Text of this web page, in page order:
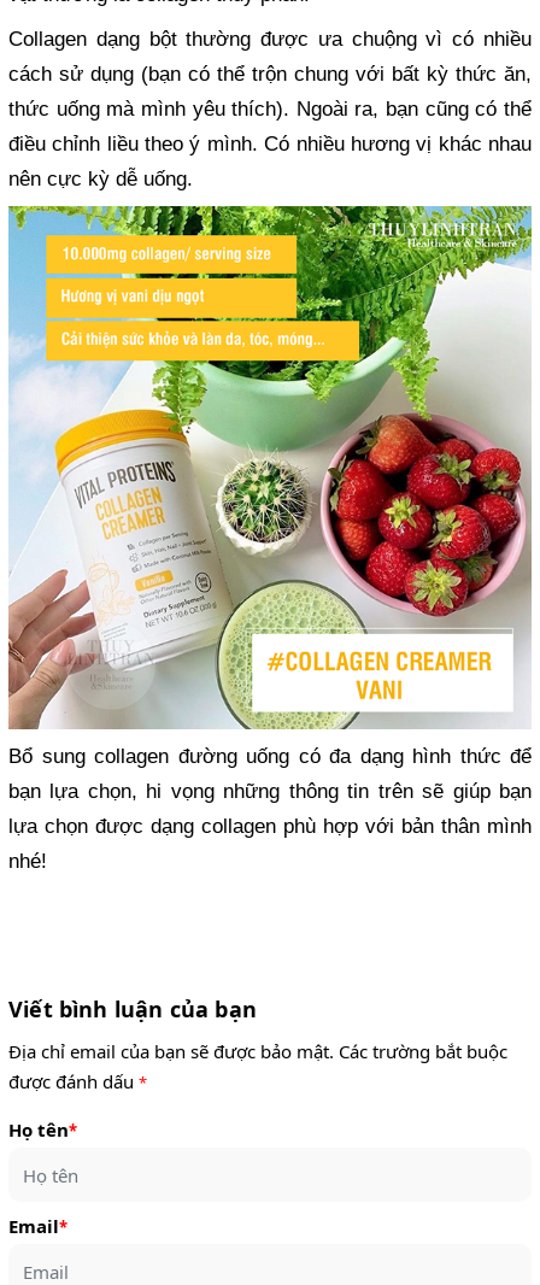
Collagen dạng bột thường được ưa chuộng vì có nhiều
cách sử dụng (bạn có thể trộn chung với bất kỳ thức ăn,
thức uống mà mình yêu thích). Ngoài ra, bạn cũng có thể
điều chỉnh liều theo ý mình. Có nhiều hương vị khác nhau
nên cực kỳ dễ uống.
Bổ sung collagen đường uống có đa dạng hình thức để
bạn lựa chọn, hi vọng những thông tin trên sẽ giúp bạn
lựa chọn được dạng collagen phù hợp với bản thân mình
nhé!
Viết bình luận của bạn
Địa chỉ email của bạn sẽ được bảo mật. Các trường bắt buộc
được đánh dấu *
Họ tên*
Email*